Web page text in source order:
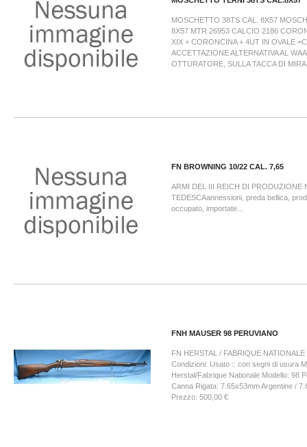
MOSCHETTO 38TS CAL. 8X57
8X57 MTR.26953 CALCIO 2186
XIX + CORONCINA + 4UT IN OVALE
ACCETTAZIONE ALTERNATIVA AL
OTTURATORE, SULLA TACCA DI
FN BROWNING 10/22 CAL. 7,65
ARMI DEL III REICH DI PRODUZIONE
TEDESCAannessioni, preda bellica,
occupato, importate...
FNH MAUSER 98 PERUVIANO
FN HERSTAL / FABRIQUE
Condizioni: Usato :: con segni di usura
Herstal/Fabrique Nationale Modello: 98
Canna Rigata: 7.65x53mm Argentine /
Prezzo: 500,00 €